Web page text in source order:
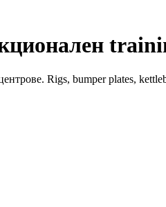
Rigs, bumper plates,